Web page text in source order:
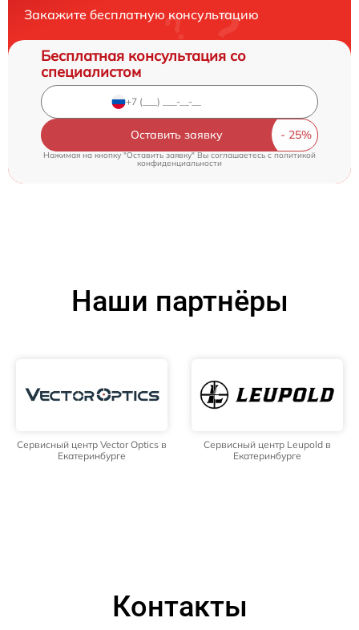
Закажите бесплатную консультацию
Бесплатная консультация со
специалистом
Оставить заявку
Нажимая на кнопку "Оставить заявку" Вы соглашаетесь cполитикой
конфиденциальности
Наши партнёры
Сервисный центр Vector Optics в
Екатеринбурге
Сервисный центр Leupold в
Екатеринбурге
Контакты